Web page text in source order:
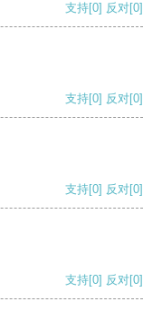
支持[0] 反对[0]
支持[0] 反对[0]
支持[0] 反对[0]
支持[0] 反对[0]